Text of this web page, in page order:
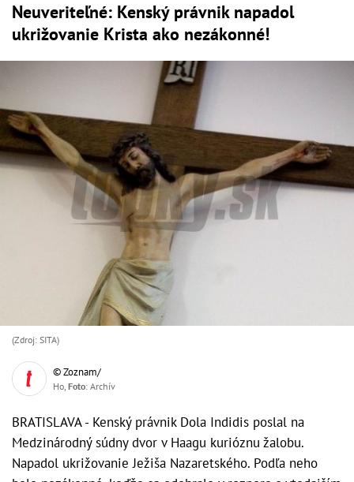
Neuveriteľné: Kenský právnik napadol
ukrižovanie Krista ako nezákonné!
(Zdroj: SITA)
© Zoznam/
Ho, Foto: Archív
BRATISLAVA - Kenský právnik Dola Indidis poslal na
Medzinárodný súdny dvor v Haagu kurióznu žalobu.
Napadol ukrižovanie Ježiša Nazaretského. Podľa neho